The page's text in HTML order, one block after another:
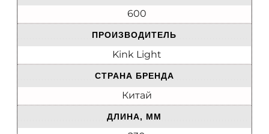
600
ПРОИЗВОДИТЕЛЬ
Kink Light
СТРАНА БРЕНДА
Китай
ДЛИНА, ММ